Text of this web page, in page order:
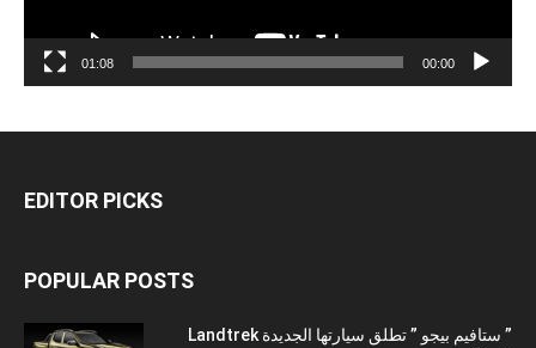
00:00
01:08
EDITOR PICKS
POPULAR POSTS
” ستافيم بيجو ” تطلق سيارتها الجديدة Landtrek